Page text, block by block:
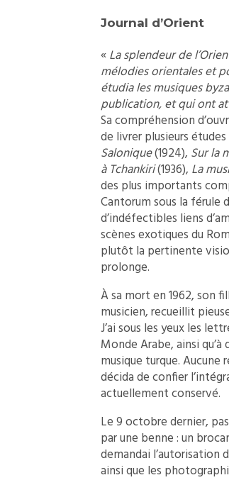
Journal d’Orient
«La splendeur de
mélodies orientales et
étudia les musiques
publication, et qui ont
Sa compréhension
de livrer plusieurs
Salonique(1924), Sur la
à Tchankiri(1936), La
des plus importants
Cantorum sous la férule
d’indéfectibles liens
scènes exotiques du
plutôt la pertinente
prolonge.
À sa mort en 1962, son
musicien, recueillit
J’ai sous les yeux les
Monde Arabe, ainsi qu’à
musique turque.
décida de confier
actuellement conservé.
Le 9 octobre dernier,
par une benne : un
demandai l’autorisation
ainsi que les